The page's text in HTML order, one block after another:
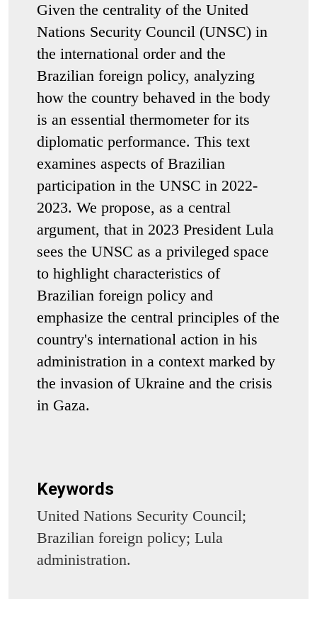
Given the centrality of the United
Nations Security Council (UNSC) in
the international order and the
Brazilian foreign policy, analyzing
how the country behaved in the body
is an essential thermometer for its
diplomatic performance. This text
examines aspects of Brazilian
participation in the UNSC in 2022-
2023. We propose, as a central
argument, that in 2023 President Lula
sees the UNSC as a privileged space
to highlight characteristics of
Brazilian foreign policy and
emphasize the central principles of the
country's international action in his
administration in a context marked by
the invasion of Ukraine and the crisis
in Gaza.
Keywords
United Nations Security Council;
Brazilian foreign policy; Lula
administration.